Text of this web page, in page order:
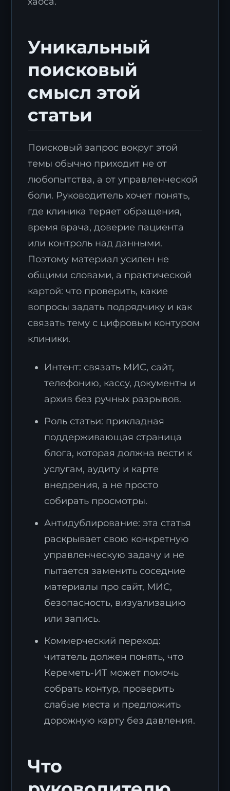
Уникальный
поисковый
смысл этой
статьи
Поисковый запрос вокруг этой
темы обычно приходит не от
любопытства, а от управленческой
боли. Руководитель хочет понять,
где клиника теряет обращения,
время врача, доверие пациента
или контроль над данными.
Поэтому материал усилен не
общими словами, а практической
картой: что проверить, какие
вопросы задать подрядчику и как
связать тему с цифровым контуром
клиники.
Интент: связать МИС, сайт,
телефонию, кассу, документы и
архив без ручных разрывов.
Роль статьи: прикладная
поддерживающая страница
блога, которая должна вести к
услугам, аудиту и карте
внедрения, а не просто
собирать просмотры.
Антидублирование: эта статья
раскрывает свою конкретную
управленческую задачу и не
пытается заменить соседние
материалы про сайт, МИС,
безопасность, визуализацию
или запись.
Коммерческий переход:
читатель должен понять, что
Кереметь-ИТ может помочь
собрать контур, проверить
слабые места и предложить
дорожную карту без давления.
Что